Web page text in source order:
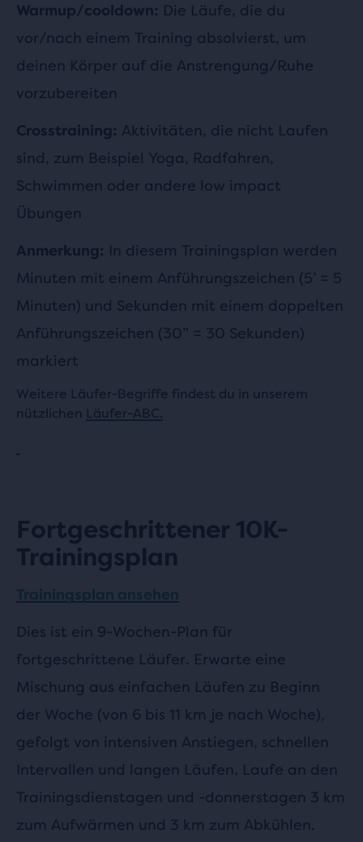
Warmup/cooldown: Die Läufe, die du
vor/nach einem Training absolvierst, um
deinen Körper auf die Anstrengung/Ruhe
vorzubereiten
Crosstraining: Aktivitäten, die nicht Laufen
sind, zum Beispiel Yoga, Radfahren,
Schwimmen oder andere low impact
Übungen
Anmerkung: In diesem Trainingsplan werden
Minuten mit einem Anführungszeichen (5’ = 5
Minuten) und Sekunden mit einem doppelten
Anführungszeichen (30” = 30 Sekunden)
markiert
Weitere Läufer-Begriffe findest du in unserem
nützlichen Läufer-ABC.
Fortgeschrittener 10K-
Trainingsplan
Trainingsplan ansehen
Dies ist ein 9-Wochen-Plan für
fortgeschrittene Läufer. Erwarte eine
Mischung aus einfachen Läufen zu Beginn
der Woche (von 6 bis 11 km je nach Woche),
gefolgt von intensiven Anstiegen, schnellen
Intervallen und langen Läufen. Laufe an den
Trainingsdienstagen und -donnerstagen 3 km
zum Aufwärmen und 3 km zum Abkühlen.